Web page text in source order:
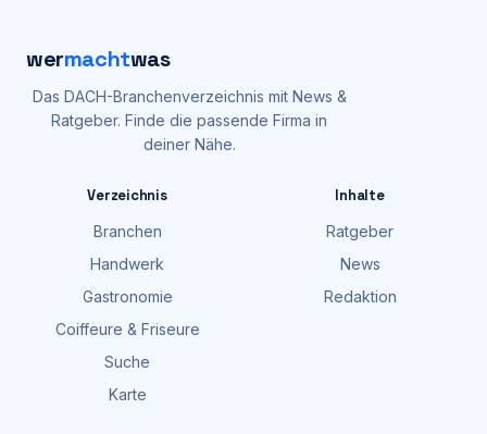
wermachtwas
Das DACH-Branchenverzeichnis mit News &
Ratgeber. Finde die passende Firma in
deiner Nähe.
Verzeichnis
Branchen
Handwerk
Gastronomie
Coiffeure & Friseure
Suche
Karte
Inhalte
Ratgeber
News
Redaktion